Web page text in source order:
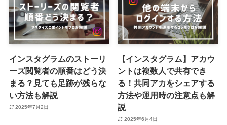
インスタグラムのストーリ
ーズ閲覧者の順番はどう決
まる？見ても足跡が残らな
い方法も解説
2025年7月2日
【インスタグラム】アカウ
ントは複数人で共有でき
る！共同アカをシェアする
方法や運用時の注意点も解
説
2025年6月4日